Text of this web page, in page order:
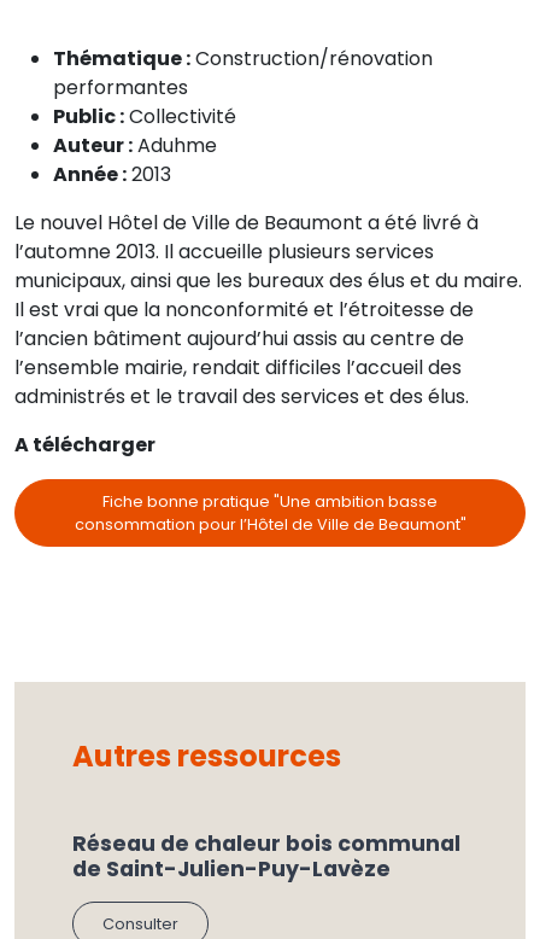
Thématique :Construction/rénovation
performantes
Public :Collectivité
Auteur :Aduhme
Année :2013
Le nouvel Hôtel de Ville de Beaumont a été livré à
l’automne 2013. Il accueille plusieurs services
municipaux, ainsi que les bureaux des élus et du maire.
Il est vrai que la nonconformité et l’étroitesse de
l’ancien bâtiment aujourd’hui assis au centre de
l’ensemble mairie, rendait difficiles l’accueil des
administrés et le travail des services et des élus.
A télécharger
Fiche bonne pratique "Une ambition basse
consommation pour l’Hôtel de Ville de Beaumont"
Autres ressources
Réseau de chaleur bois communal
de Saint-Julien-Puy-Lavèze
Consulter